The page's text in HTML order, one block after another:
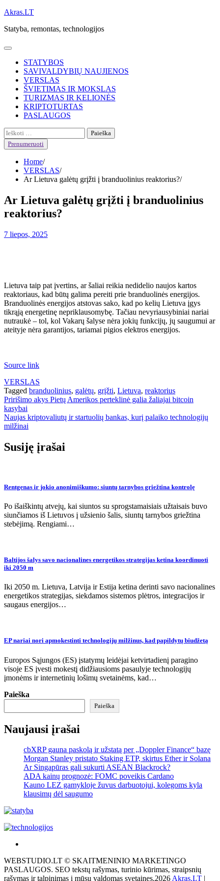
Skip
content
Akras.LT
Statyba, remontas, technologijos
STATYBOS
SAVIVALDYBIŲ NAUJIENOS
VERSLAS
ŠVIETIMAS IR MOKSLAS
TURIZMAS IR KELIONĖS
KRIPTOTURTAS
PASLAUGOS
Ieškoti:
Prenumeruoti
Home
VERSLAS
Ar Lietuva galėtų grįžti į branduolinius reaktorius?
Ar Lietuva galėtų grįžti į branduolinius
reaktorius?
7 liepos, 2025
Lietuva taip pat įvertins, ar šaliai reikia nedidelio naujos kartos
reaktoriaus, kad būtų galima pereiti prie branduolinės energijos.
Branduolinės energijos atstovas sako, kad po kelių Lietuva įgys
tikrąją energetinę nepriklausomybę. Tačiau nevyriausybiniai nariai
nutraukė – tol, kol Vakarų šalyse nėra jokių funkcijų, jų saugumui ar
ateityje nėra garantijos, tariamai pigios elektros energijos.
Source link
VERSLAS
Tagged branduolinius, galėtų, grįžti, Lietuva, reaktorius
Navigacija
tarp
įrašų
Pririšimo akys Pietų Amerikos perteklinė galia žaliajai bitcoin
kasybai
Naujas kriptovaliutų ir startuolių bankas, kurį palaiko technologijų
milžinai
Susiję įrašai
Rentgenas ir jokio anonimiškumo: siuntų tarnybos griežtina kontrolę
Po išaiškintų atvejų, kai siuntos su sprogstamaisiais užtaisais buvo
siunčiamos iš Lietuvos į užsienio šalis, siuntų tarnybos griežtina
stebėjimą. Rengiami…
Baltijos šalys savo nacionalines energetikos strategijas ketina koordinuoti
iki 2050 m
Iki 2050 m. Lietuva, Latvija ir Estija ketina derinti savo nacionalines
energetikos strategijas, siekdamos sistemos plėtros, integracijos ir
saugaus energijos…
EP nariai nori apmokestinti technologijų milžinus, kad papildytų biudžetą
Europos Sąjungos (ES) įstatymų leidėjai ketvirtadienį paragino
visoje ES įvesti mokestį didžiausioms pasaulyje technologijų
įmonėms ir internetinių lošimų svetainėms, kad…
Paieška
Paieška
Naujausi įrašai
cbXRP gauna paskolą ir užstatą per „Doppler Finance“ bazę
Morgan Stanley pristato Staking ETP, skirtus Ether ir Solana
Ar Singapūras gali sukurti ASEAN Blackrock?
ADA kainų prognozė: FOMC poveikis Cardano
Kauno LEZ gamykloje žuvus darbuotojui, kolegoms kyla
klausimų dėl saugumo
tai
žemės
ploto
WEBSTUDIO.LT © SKAITMENINIO MARKETINGO
PASLAUGOS. SEO tekstų rašymas, turinio kūrimas, straipsnių
rašymas ir talpinimas į mūsų valdomas svetaines.2026Akras.LT